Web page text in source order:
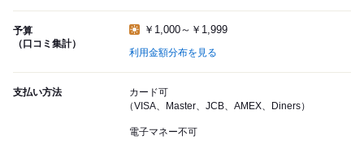
予算
（口コミ集計）
￥1,000～￥1,999
利用金額分布を見る
支払い方法
カード可
（VISA、Master、JCB、AMEX、Diners）
電子マネー不可